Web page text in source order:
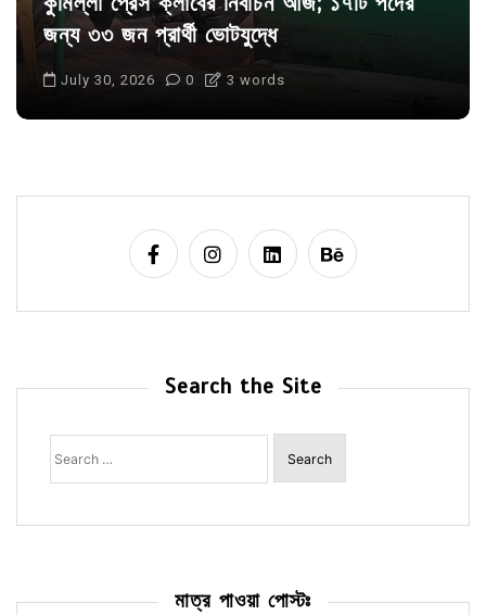
জন্য ৩৩ জন প্রার্থী ভোটযুদ্ধে
July 30, 2026 0 3 words
Search the Site
Search
for:
মাত্র পাওয়া পোস্টঃ